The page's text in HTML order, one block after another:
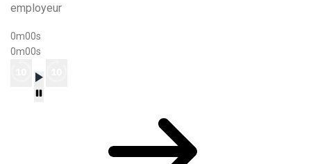
employeur
0m00s
0m00s